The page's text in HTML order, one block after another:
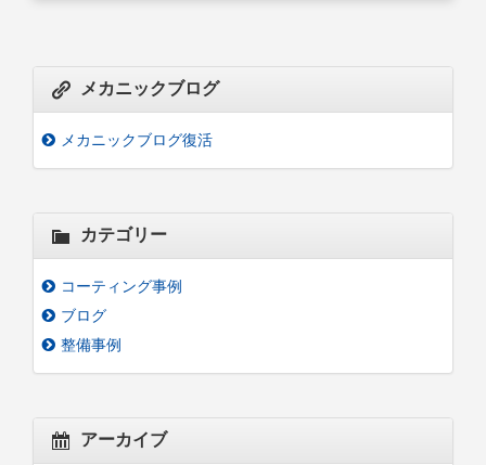
メカニックブログ
メカニックブログ復活
カテゴリー
コーティング事例
ブログ
整備事例
アーカイブ